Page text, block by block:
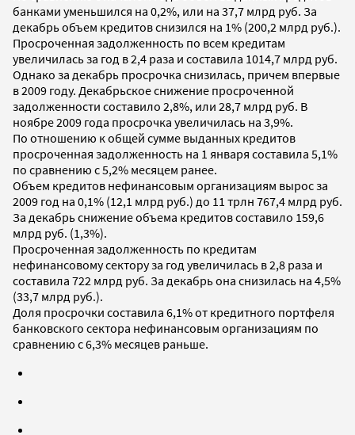
банками уменьшился на 0,2%, или на 37,7 млрд руб. За
декабрь объем кредитов снизился на 1% (200,2 млрд руб.).
Просроченная задолженность по всем кредитам
увеличилась за год в 2,4 раза и составила 1014,7 млрд руб.
Однако за декабрь просрочка снизилась, причем впервые
в 2009 году. Декабрьское снижение просроченной
задолженности составило 2,8%, или 28,7 млрд руб. В
ноябре 2009 года просрочка увеличилась на 3,9%.
По отношению к общей сумме выданных кредитов
просроченная задолженность на 1 января составила 5,1%
по сравнению с 5,2% месяцем ранее.
Объем кредитов нефинансовым организациям вырос за
2009 год на 0,1% (12,1 млрд руб.) до 11 трлн 767,4 млрд руб.
За декабрь снижение объема кредитов составило 159,6
млрд руб. (1,3%).
Просроченная задолженность по кредитам
нефинансовому сектору за год увеличилась в 2,8 раза и
составила 722 млрд руб. За декабрь она снизилась на 4,5%
(33,7 млрд руб.).
Доля просрочки составила 6,1% от кредитного портфеля
банковского сектора нефинансовым организациям по
сравнению с 6,3% месяцев раньше.